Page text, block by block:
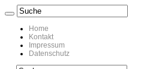
Home
Kontakt
Impressum
Datenschutz